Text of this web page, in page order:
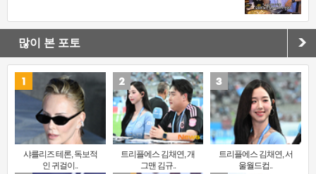
많이 본 포토
샤를리즈 테론, 독보적
인 귀걸이..
트리플에스 김채연, 개
그맨 김규..
트리플에스 김채연, 서
울월드컵..